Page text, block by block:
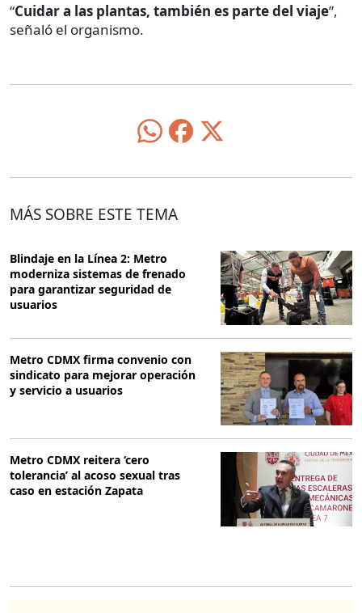
“Cuidar a las plantas, también es parte del viaje”,
señaló el organismo.
MÁS SOBRE ESTE TEMA
Blindaje en la Línea 2: Metro
moderniza sistemas de frenado
para garantizar seguridad de
usuarios
Metro CDMX firma convenio con
sindicato para mejorar operación
y servicio a usuarios
Metro CDMX reitera ‘cero
tolerancia’ al acoso sexual tras
caso en estación Zapata